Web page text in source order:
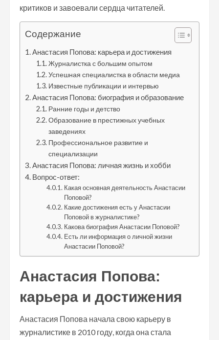
критиков и завоевали сердца читателей.
Содержание
Анастасия Попова: карьера и достижения
Журналистка с большим опытом
Успешная специалистка в области медиа
Известные публикации и интервью
Анастасия Попова: биография и образование
Ранние годы и детство
Образование в престижных учебных
заведениях
Профессиональное развитие и
специализации
Анастасия Попова: личная жизнь и хобби
Вопрос-ответ:
Какая основная деятельность Анастасии
Поповой?
Какие достижения есть у Анастасии
Поповой в журналистике?
Какова биография Анастасии Поповой?
Есть ли информация о личной жизни
Анастасии Поповой?
Анастасия Попова:
карьера и достижения
Анастасия Попова начала свою карьеру в
журналистике в 2010 году, когда она стала